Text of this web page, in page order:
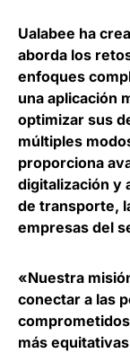
Ualabee ha
aborda los
enfoques
una aplicación
optimizar sus
múltiples
proporciona
digitalización y
de transporte,
empresas del
«Nuestra
conectar a las
más